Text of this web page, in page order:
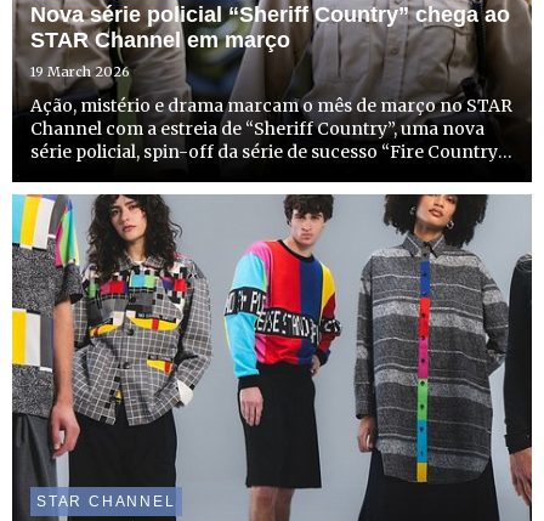
Nova série policial “Sheriff Country” chega ao
STAR Channel em março
19 March 2026
Ação, mistério e drama marcam o mês de março no STAR
Channel com a estreia de “Sheriff Country”, uma nova
série policial, spin-off da série de sucesso “Fire Country”.
não só começa a emitir esta nova e entusiasmante ...
STAR CHANNEL